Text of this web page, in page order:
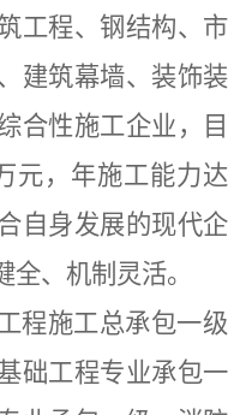
工程、钢结构、市
建筑幕墙、装饰装
合性施工企业，目
元，年施工能力达
自身发展的现代企
、机制灵活。
程施工总承包一级
础工程专业承包一